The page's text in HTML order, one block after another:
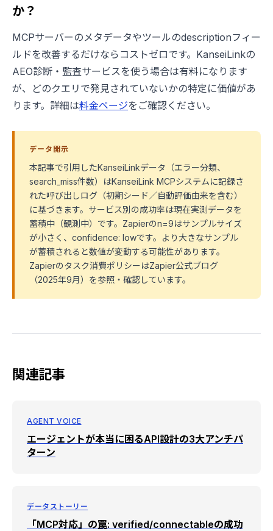
か？
MCPサーバーのメタデータやツールのdescriptionフィー
ルドを改善するだけならコストゼロです。KanseiLinkの
AEO診断・監査サービスを使う場合は有料になります
が、どのクエリで発見されていないかの特定に価値があ
ります。詳細は料金ページをご確認ください。
データ開示
本記事で引用したKanseiLinkデータ（エラー分類、
search_miss件数）はKanseiLink MCPシステムに記録さ
れた呼び出しログ（初期シード／自動評価由来を含む）
に基づきます。サービス別の成功率は現在実測データを
蓄積中（観測中）です。Zapierのn=9はサンプルサイズ
が小さく、confidence: lowです。より大きなサンプル
が蓄積されると数値が変動する可能性があります。
Zapierのタスク消費ポリシーはZapier公式ブログ
（2025年9月）を参照・確認しています。
関連記事
AGENT VOICE
エージェントが本当に困るAPI設計の3大アンチパ
ターン
データストーリー
「MCP対応」の罠: verified/connectableの成功